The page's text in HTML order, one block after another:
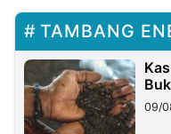
TAMBANG
09/